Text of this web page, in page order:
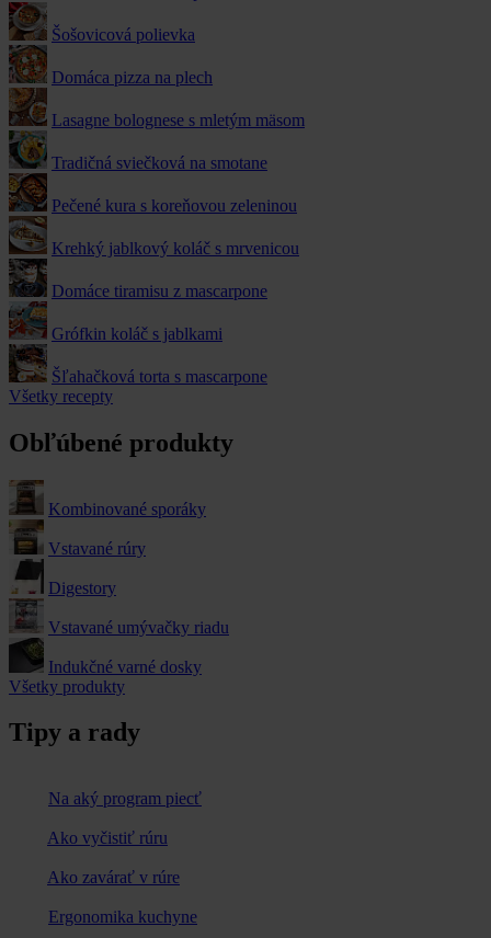
Šošovicová polievka
Domáca pizza na plech
Lasagne bolognese s mletým mäsom
Tradičná sviečková na smotane
Pečené kura s koreňovou zeleninou
Krehký jablkový koláč s mrvenicou
Domáce tiramisu z mascarpone
Grófkin koláč s jablkami
Šľahačková torta s mascarpone
Všetky recepty
Obľúbené produkty
Kombinované sporáky
Vstavané rúry
Digestory
Vstavané umývačky riadu
Indukčné varné dosky
Všetky produkty
Tipy a rady
Na aký program piecť
Ako vyčistiť rúru
Ako zavárať v rúre
Ergonomika kuchyne